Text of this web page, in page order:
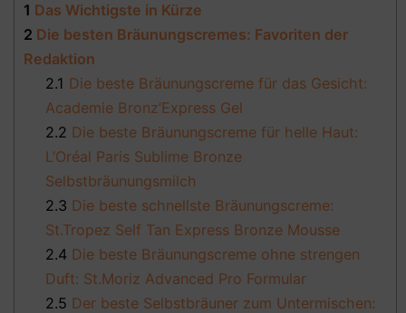
1 Das Wichtigste in Kürze
2 Die besten Bräunungscremes: Favoriten der
Redaktion
2.1 Die beste Bräunungscreme für das Gesicht:
Academie Bronz’Express Gel
2.2 Die beste Bräunungscreme für helle Haut:
L’Oréal Paris Sublime Bronze
Selbstbräunungsmilch
2.3 Die beste schnellste Bräunungscreme:
St.Tropez Self Tan Express Bronze Mousse
2.4 Die beste Bräunungscreme ohne strengen
Duft: St.Moriz Advanced Pro Formular
2.5 Der beste Selbstbräuner zum Untermischen: